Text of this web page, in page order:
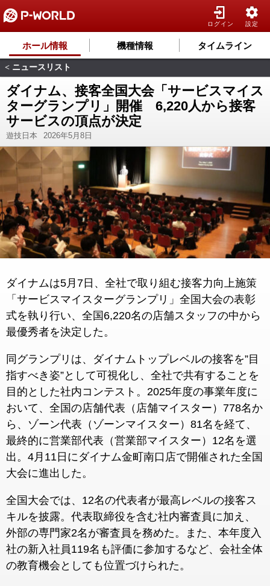
ログイン 設定
ホール情報 機種情報 タイムライン
< ニュースリスト
ダイナム、接客全国大会「サービスマイス
ターグランプリ」開催 6,220人から接客
サービスの頂点が決定
遊技日本 2026年5月8日
ダイナムは5月7日、全社で取り組む接客力向上施策
「サービスマイスターグランプリ」全国大会の表彰
式を執り行い、全国6,220名の店舗スタッフの中から
最優秀者を決定した。
同グランプリは、ダイナムトップレベルの接客を”目
指すべき姿”として可視化し、全社で共有することを
目的とした社内コンテスト。2025年度の事業年度に
おいて、全国の店舗代表（店舗マイスター）778名か
ら、ゾーン代表（ゾーンマイスター）81名を経て、
最終的に営業部代表（営業部マイスター）12名を選
出。4月11日にダイナム金町南口店で開催された全国
大会に進出した。
全国大会では、12名の代表者が最高レベルの接客ス
キルを披露。代表取締役を含む社内審査員に加え、
外部の専門家2名が審査員を務めた。また、本年度入
社の新入社員119名も評価に参加するなど、会社全体
の教育機会としても位置づけられた。